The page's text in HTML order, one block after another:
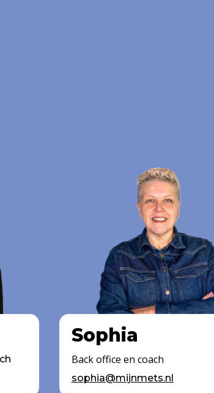
Sophia
Back office en coach
sophia@mijnmets.nl